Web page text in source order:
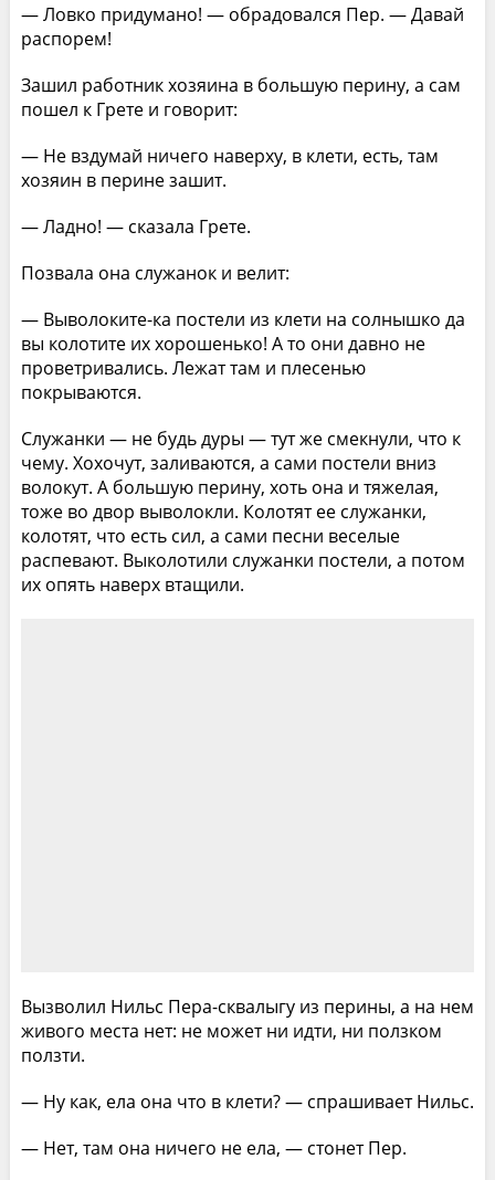
— Ловко придумано! — обрадовался Пер. — Давай
распорем!
Зашил работник хозяина в большую перину, а сам
пошел к Грете и говорит:
— Не вздумай ничего наверху, в клети, есть, там
хозяин в перине зашит.
— Ладно! — сказала Грете.
Позвала она служанок и велит:
— Выволоките-ка постели из клети на солнышко да
вы колотите их хорошенько! А то они давно не
проветривались. Лежат там и плесенью
покрываются.
Служанки — не будь дуры — тут же смекнули, что к
чему. Хохочут, заливаются, а сами постели вниз
волокут. А большую перину, хоть она и тяжелая,
тоже во двор выволокли. Колотят ее служанки,
колотят, что есть сил, а сами песни веселые
распевают. Выколотили служанки постели, а потом
их опять наверх втащили.
Вызволил Нильс Пера-сквалыгу из перины, а на нем
живого места нет: не может ни идти, ни ползком
ползти.
— Ну как, ела она что в клети? — спрашивает Нильс.
— Нет, там она ничего не ела, — стонет Пер.